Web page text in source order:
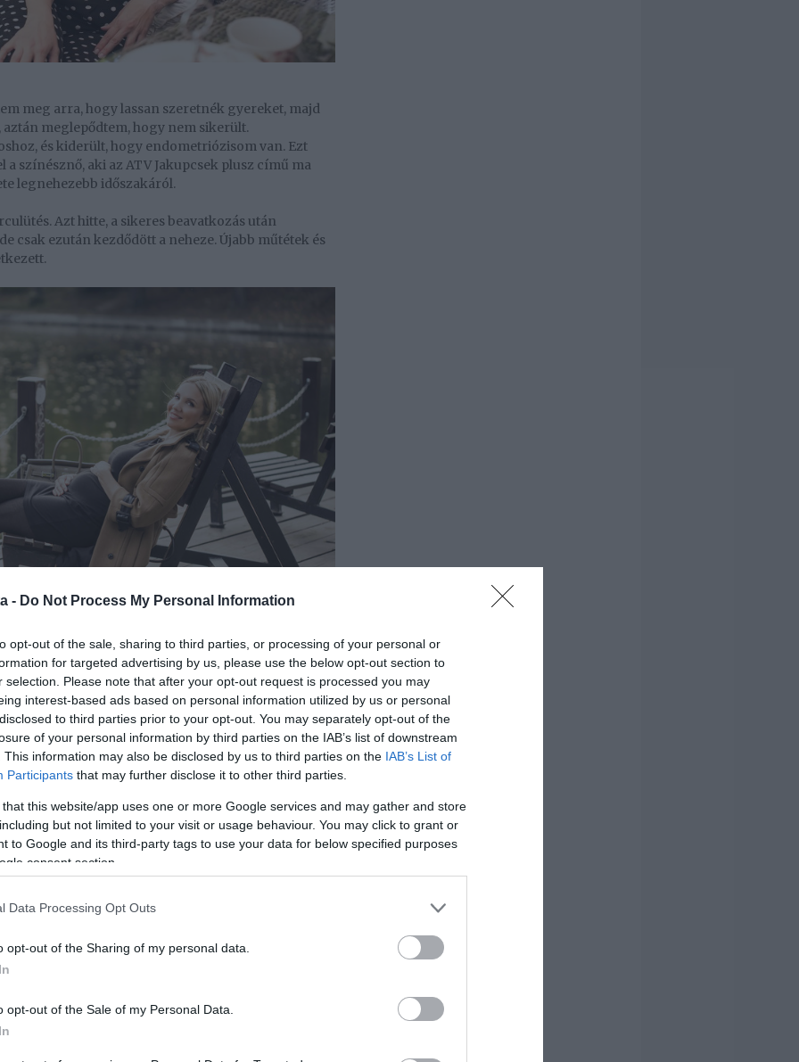
- Do Not Process My Personal Information
opt-out of the sale, sharing to third parties, or processing of your personal or
for targeted advertising by us, please use the below opt-out section to
selection. Please note that after your opt-out request is processed you may
interest-based ads based on personal information utilized by us or personal
to third parties prior to your opt-out. You may separately opt-out of the
of your personal information by third parties on the IAB’s list of downstream
This information may also be disclosed by us to third parties on the IAB’s List of
Participants that may further disclose it to other third parties.
that this website/app uses one or more Google services and may gather and store
but not limited to your visit or usage behaviour. You may click to grant or
to Google and its third-party tags to use your data for below specified purposes
consent section.
Data Processing Opt Outs
opt-out of the Sharing of my personal data.
opt-out of the Sale of my Personal Data.
meg arra, hogy lassan szeretnék gyereket, majd
meglepődtem, hogy nem sikerült.
és kiderült, hogy endometriózisom van. Ezt
színésznő, aki az ATV Jakupcsek plusz című ma
legnehezebb időszakáról.
Azt hitte, a sikeres beavatkozás után
csak ezután kezdődött a neheze. Újabb műtétek és
magánéleti válság is. Hiszen egy friss kapcsolatban
a helyzet, hogy én gyereket szeretnék – jegyezte
tudta, hogy ketyeg a biológiai órája, ezért
lesz kisbabám, és ezért képes vagyok a falon
le Zsóka. – A végén már olyan mennyiségű
átváltozni. De ez sem érdekelt volna, ha tudom,
egy percig sem biztos – tette hozzá a színésznő.
de nem kapom meg? Ez nagyon komoly